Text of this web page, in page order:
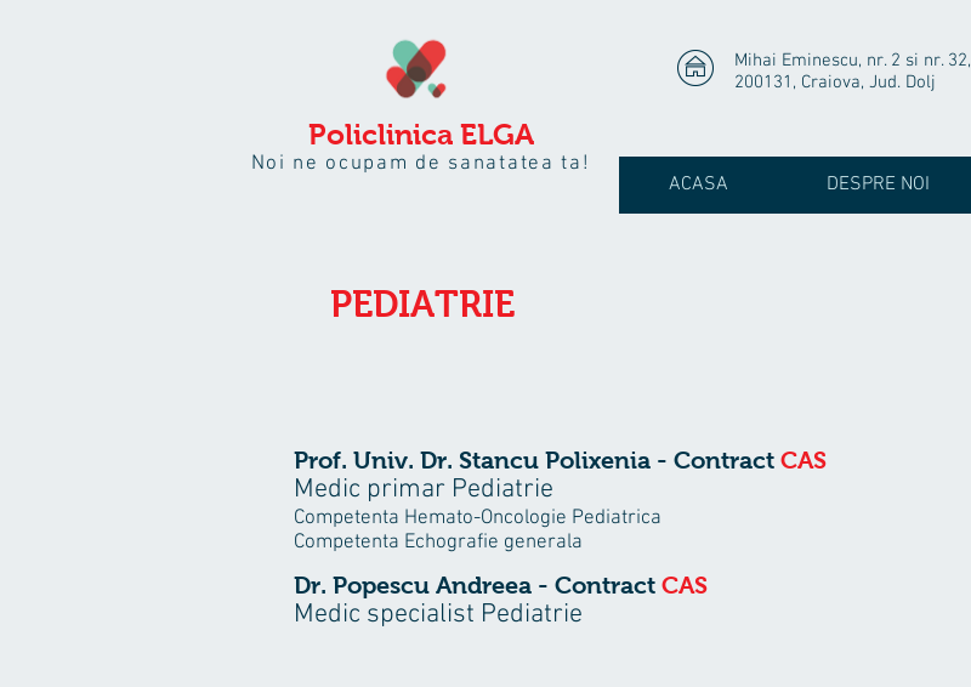
Policlinica ELGA
Noi ne ocupam de sanatatea ta!
Mihai Eminescu, nr. 2 si nr. 32,
200131, Craiova, Jud. Dolj
ACASA DESPRE NOI
Prof. Univ. Dr. Stancu Polixenia - Contract CAS
Medic primar Pediatrie
Competenta Hemato-Oncologie Pediatrica
Competenta Echografie generala
PEDIATRIE
Dr. Popescu Andreea - Contract CAS
Medic specialist Pediatrie